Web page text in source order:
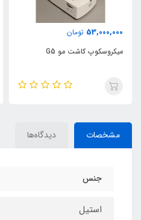
53,000,000 تومان
میکروسکوپ کاشت مو G5
مشخصات دیدگاه‌ها
جنس
استیل